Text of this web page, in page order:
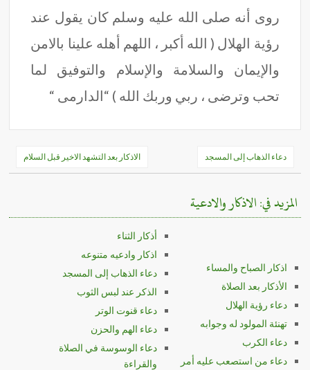
روى أنه صلى الله عليه وسلم كان يقول عند
رؤية الهلال ( الله أكبر ، اللهم أهله علينا بالامن
والإيمان والسلامة والإسلام والتوفيق لما
تحب وترضى ، ربي وربك الله ) “الدارمى “
تصفّح
المقالات
دعاء الذهاب إلى المسجد الاذكار بعد التشهد الاخير قبل السلام
المزيد في: الاذكار والادعية
اذكار الصباح والمساء
الأذكار بعد الصلاة
دعاء رؤية الهلال
تهنئة المولود له وجوابه
دعاء الكرب
دعاء من استصعب عليه أمر
أذكار الثناء
اذكار وادعيه متنوعه
دعاء الذهاب إلى المسجد
الذكر عند لبس الثوب
دعاء قنوت الوتر
دعاء الهم والحزن
دعاء الوسوسة في الصلاة
والقراءة